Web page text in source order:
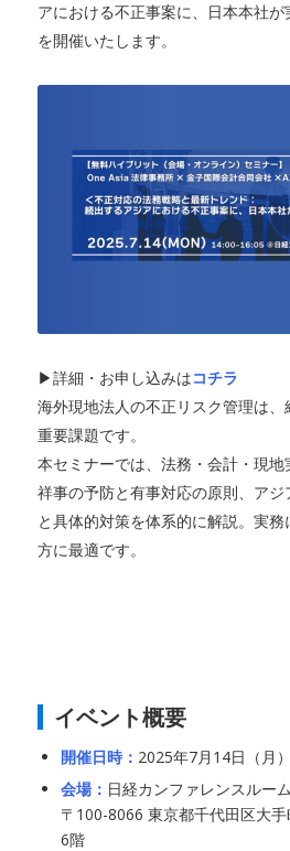
アにおける不正事案に、日本本社
を開催いたします。
▶︎詳細・お申し込みはコチラ
海外現地法人の不正リスク管理は
重要課題です。
本セミナーでは、法務・会計・現
祥事の予防と有事対応の原則、ア
と具体的対策を体系的に解説。実
方に最適です。
イベント概要
開催日時： 2025年7月14日（月
会場： 日経カンファレンスルー
〒100-8066 東京都千代田区大
6階